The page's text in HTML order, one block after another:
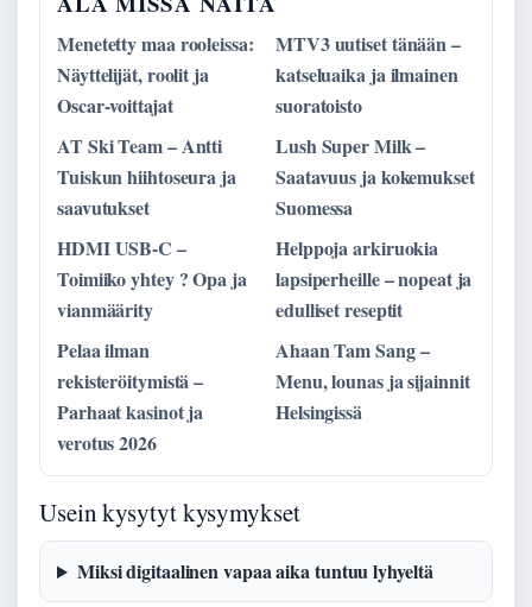
Menetetty maa rooleissa:
Näyttelijät, roolit ja
Oscar-voittajat
MTV3 uutiset tänään –
katseluaika ja ilmainen
suoratoisto
AT Ski Team – Antti
Tuiskun hiihtoseura ja
saavutukset
Lush Super Milk –
Saatavuus ja kokemukset
Suomessa
HDMI USB-C –
Toimiiko yhtey ? Opa ja
vianmäärity
Helppoja arkiruokia
lapsiperheille – nopeat ja
edulliset reseptit
Pelaa ilman
rekisteröitymistä –
Parhaat kasinot ja
verotus 2026
Ahaan Tam Sang –
Menu, lounas ja sijainnit
Helsingissä
Usein kysytyt kysymykset
Miksi digitaalinen vapaa aika tuntuu lyhyeltä